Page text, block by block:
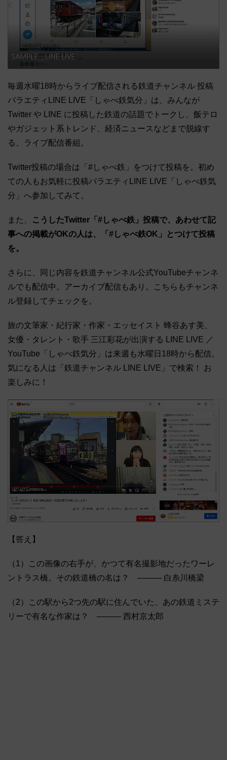
毎週水曜18時からライブ配信される鉄道チャンネル 投稿
バラエティLINE LIVE「しゃべ鉄気分」は、みんなが
Twitter や LINE に投稿した鉄道の話題でトークし、飯テロ
やガジェット系トレンド、経済ニュースなどまで脱線す
る、ライブ配信番組。
Twitter投稿の場合は「#しゃべ鉄」をつけて投稿を。初め
ての人もお気軽に投稿バラエティLINE LIVE「しゃべ鉄気
分」へ参加してみて。
また、
こうしたTwitter「#しゃべ鉄」投稿で、あわせて記
事への掲載がOKの人は、「#しゃべ鉄OK」とつけて投稿
を。
さらに、同じ内容を鉄道チャンネル公式YouTubeチャンネ
ルでも配信中。アーカイブ配信もあり。こちらもチャンネ
ル登録してチェックを。
旅の文筆家・紀行家・作家・エッセイスト 蜂谷あす美、
女優・タレント・歌手 三江彩花が出演する LINE LIVE ／
YouTube「しゃべ鉄気分」は来週も水曜日18時から配信。
気になる人は「鉄道チャンネル LINE LIVE」で検索！ お
楽しみに！
【答え】
（1）この画像の右手が、かつて有名撮影地だったワーレ
ントラス橋。その鉄道橋の名は？ ――― 白糸川橋梁
（2）この駅から2つ先の駅に住んでいた、あの鉄道ミステ
リーで有名な作家は？ ――― 西村京太郎